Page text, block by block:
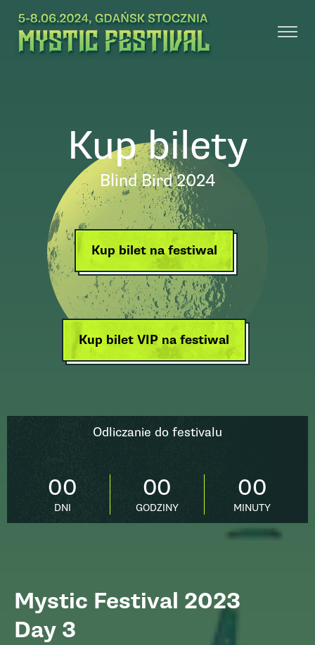
Kup bilety
Blind Bird 2024
Kup bilet na festiwal
Kup bilet VIP na festiwal
Mystic Festival 2023
Day 3
Odliczanie do festivalu
00
DNI
00
GODZINY
00
MINUTY